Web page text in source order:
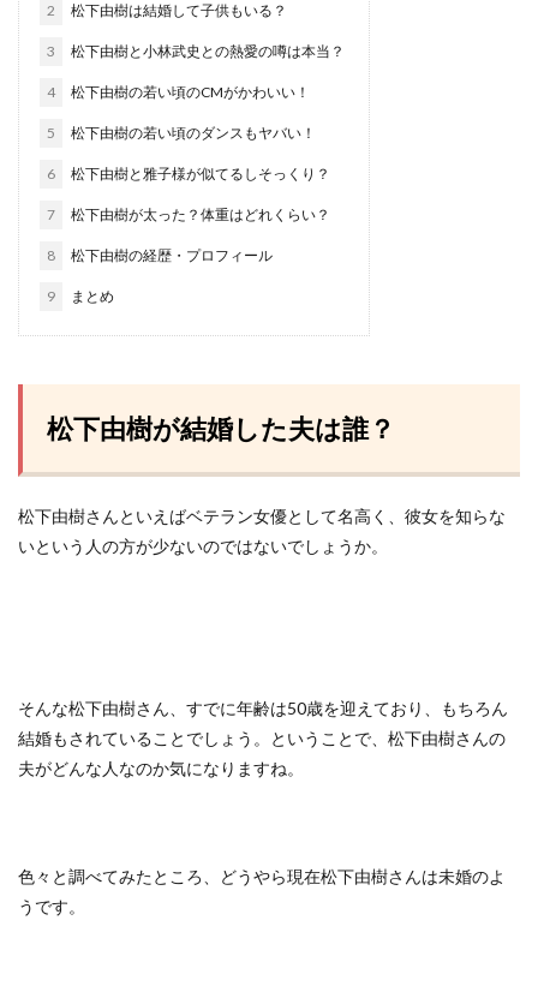
2 松下由樹は結婚して子供もいる？
3 松下由樹と小林武史との熱愛の噂は本当？
4 松下由樹の若い頃のCMがかわいい！
5 松下由樹の若い頃のダンスもヤバい！
6 松下由樹と雅子様が似てるしそっくり？
7 松下由樹が太った？体重はどれくらい？
8 松下由樹の経歴・プロフィール
9 まとめ
松下由樹が結婚した夫は誰？
松下由樹さんといえばベテラン女優として名高く、彼女を知らな
いという人の方が少ないのではないでしょうか。
そんな松下由樹さん、すでに年齢は50歳を迎えており、もちろん
結婚もされていることでしょう。ということで、松下由樹さんの
夫がどんな人なのか気になりますね。
色々と調べてみたところ、どうやら現在松下由樹さんは未婚のよ
うです。